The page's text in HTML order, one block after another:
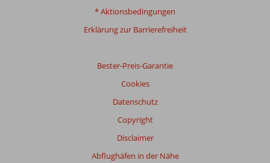
* Aktionsbedingungen
Erklärung zur Barrierefreiheit
Bester-Preis-Garantie
Cookies
Datenschutz
Copyright
Disclaimer
Abflughäfen in der Nähe